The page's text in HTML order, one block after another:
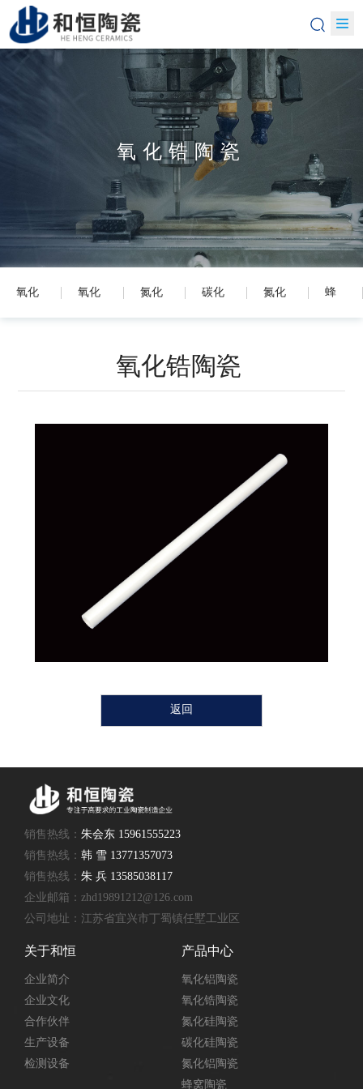
氧化锆陶瓷
氧化
瓷
氧化
瓷
氮化
瓷
碳化
瓷
氮化
瓷
蜂
陶
氧化锆陶瓷
返回
销售热线： 朱会东 15961555223
销售热线： 韩 雪 13771357073
销售热线： 朱 兵 13585038117
企业邮箱：zhd19891212@126.com
公司地址：江苏省宜兴市丁蜀镇任墅工业区
关于和恒
企业简介
企业文化
合作伙伴
生产设备
检测设备
产品中心
氧化铝陶瓷
氧化锆陶瓷
氮化硅陶瓷
碳化硅陶瓷
氮化铝陶瓷
蜂窝陶瓷